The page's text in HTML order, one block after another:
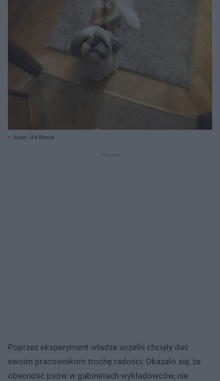
Autor: Ula Bienia
Poprzez eksperyment władze uczelni chciały dać
swoim pracownikom trochę radości. Okazało się, że
obecność psów w gabinetach wykładowców, nie